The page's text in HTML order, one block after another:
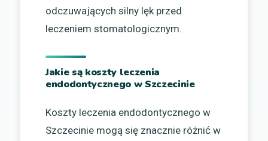
odczuwających silny lęk przed
leczeniem stomatologicznym.
Jakie są koszty leczenia
endodontycznego w Szczecinie
Koszty leczenia endodontycznego w
Szczecinie mogą się znacznie różnić w